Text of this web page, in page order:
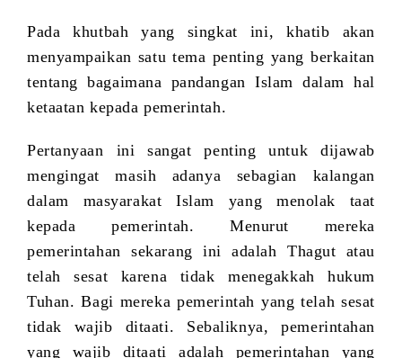
Pada khutbah yang singkat ini, khatib akan
menyampaikan satu tema penting yang berkaitan
tentang bagaimana pandangan Islam dalam hal
ketaatan kepada pemerintah.
Pertanyaan ini sangat penting untuk dijawab
mengingat masih adanya sebagian kalangan
dalam masyarakat Islam yang menolak taat
kepada pemerintah. Menurut mereka
pemerintahan sekarang ini adalah Thagut atau
telah sesat karena tidak menegakkah hukum
Tuhan. Bagi mereka pemerintah yang telah sesat
tidak wajib ditaati. Sebaliknya, pemerintahan
yang wajib ditaati adalah pemerintahan yang